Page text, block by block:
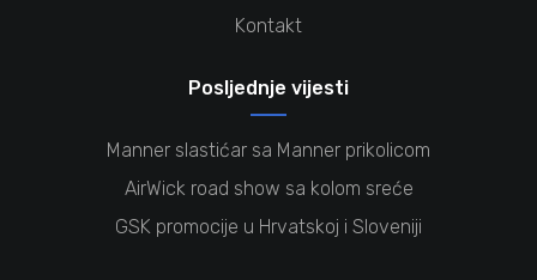
Kontakt
Posljednje vijesti
Manner slastićar sa Manner prikolicom
AirWick road show sa kolom sreće
GSK promocije u Hrvatskoj i Sloveniji